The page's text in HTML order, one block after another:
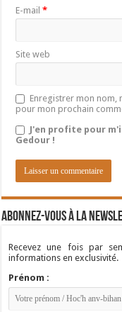
E-mail*
Site web
Enregistrer mon nom,
pour mon prochain
J'en profite pour
Gedour !
Abonnez-vous à la
Recevez une fois par
informations en exclusivité.
Prénom :